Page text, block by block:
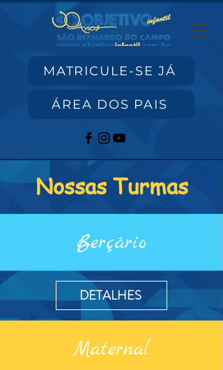
MATRICULE-SE JÁ
ÁREA DOS PAIS
Nossas Turmas
Berçário
Maternal
DETALHES